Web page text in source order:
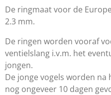
De ringmaat voor de
2.3 mm.
De ringen worden vooraf
ventielslang i.v.m. het
jongen.
De jonge vogels worden
nog ongeveer 10 dagen